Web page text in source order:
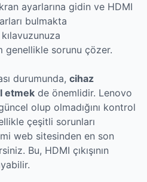
ayarlarına gidin ve HDMI
bulmakta
kılavuzunuza
genellikle sorunu çözer.
durumunda, cihaz
etmek de önemlidir. Lenovo
olup olmadığını kontrol
çeşitli sorunları
web sitesinden en son
Bu, HDMI çıkışının